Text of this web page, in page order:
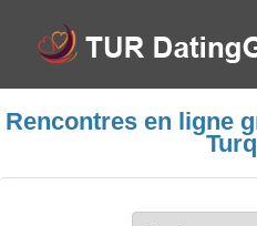
Rencontres en ligne